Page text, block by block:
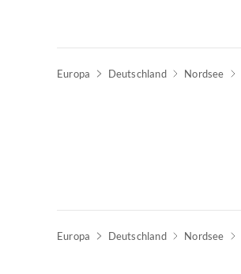
Europa Deutschland Nordsee
Europa Deutschland Nordsee